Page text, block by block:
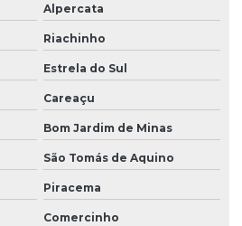
Alpercata
Riachinho
Estrela do Sul
Careaçu
Bom Jardim de Minas
São Tomás de Aquino
Piracema
Comercinho